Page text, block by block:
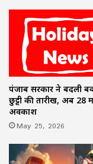
पंजाब सरकार ने बदली
छुट्टी की तारीख, अब 28
अवकाश
May 25, 2026